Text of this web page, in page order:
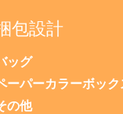
包設計
ッグ
ーパーカラーボック
の他